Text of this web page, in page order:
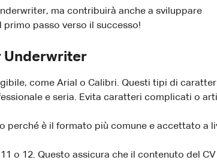
ma contribuirà anche a sviluppare
passo verso il successo!
Underwriter
come Arial o Calibri. Questi tipi di
e seria. Evita caratteri complicati o
perché è il formato più comune e accettato a
o 12. Questo assicura che il contenuto del CV